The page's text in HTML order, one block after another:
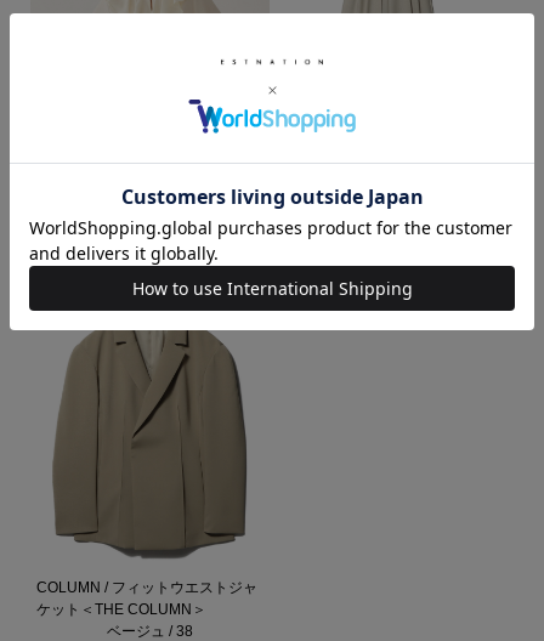
ESTNATION / フリルカラーブラウ
ス
オフホワイト / 38
COLUMN / リネンライクパンツ
ベージュ / 38
COLUMN / フィットウエストジャ
ケット＜THE COLUMN＞
ベージュ / 38